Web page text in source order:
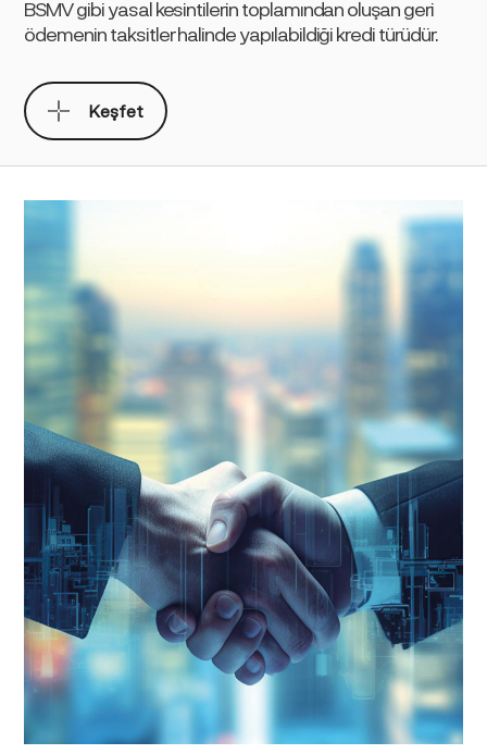
BSMV gibi yasal kesintilerin toplamından oluşan geri
ödemenin taksitler halinde yapılabildiği kredi türüdür.
Keşfet